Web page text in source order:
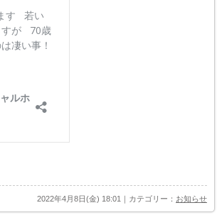
2022年4月8日(金) 18:01｜カテゴリー： お知らせ